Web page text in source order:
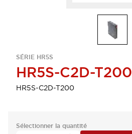
SÉRIE HR5S
HR5S-C2D-T200
HR5S-C2D-T200
Sélectionner la quantité